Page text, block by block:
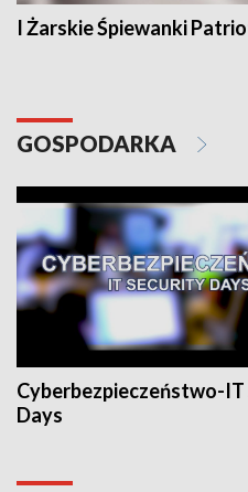
I Żarskie Śpiewanki
GOSPODARKA
Cyberbezpieczeństwo-
Days